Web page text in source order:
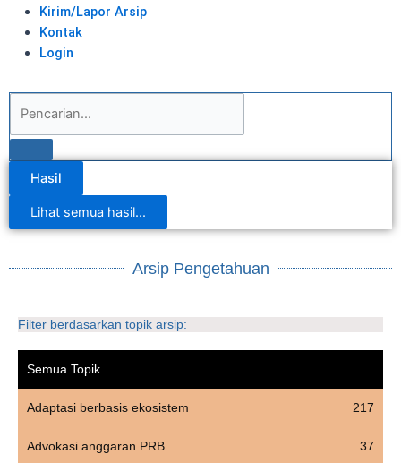
Kirim/Lapor Arsip
Kontak
Login
Hasil
Lihat semua hasil...
Arsip Pengetahuan
Filter berdasarkan topik arsip:
Semua Topik
Adaptasi berbasis ekosistem 217
Advokasi anggaran PRB 37